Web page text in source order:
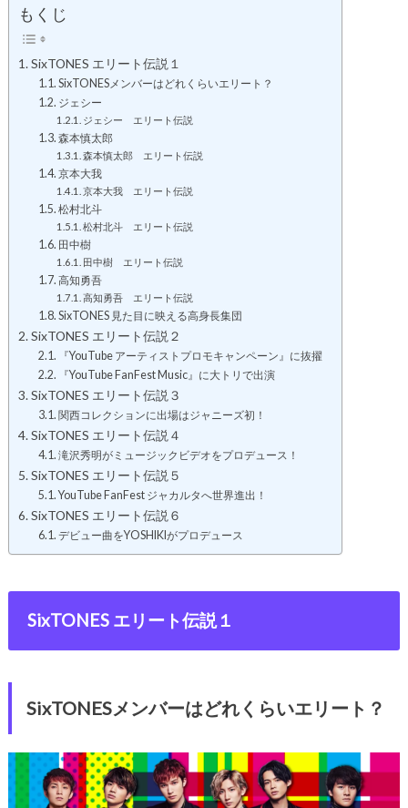
もくじ
SixTONES エリート伝説１
SixTONESメンバーはどれくらいエリート？
ジェシー
ジェシー エリート伝説
森本慎太郎
森本慎太郎 エリート伝説
京本大我
京本大我 エリート伝説
松村北斗
松村北斗 エリート伝説
田中樹
田中樹 エリート伝説
高知勇吾
高知勇吾 エリート伝説
SixTONES 見た目に映える高身長集団
SixTONES エリート伝説２
『YouTube アーティストプロモキャンペーン』に抜擢
『YouTube FanFest Music』に大トリで出演
SixTONES エリート伝説３
関西コレクションに出場はジャニーズ初！
SixTONES エリート伝説４
滝沢秀明がミュージックビデオをプロデュース！
SixTONES エリート伝説５
YouTube FanFest ジャカルタへ世界進出！
SixTONES エリート伝説６
デビュー曲をYOSHIKIがプロデュース
SixTONES エリート伝説１
SixTONESメンバーはどれくらいエリート？